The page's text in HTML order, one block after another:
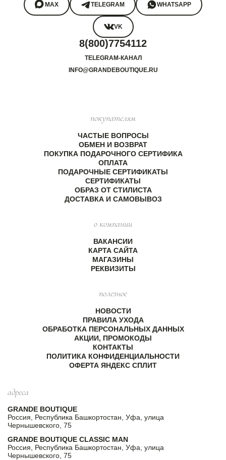
MAX TELEGRAM WHATSAPP
VK
8(800)7754112
TELEGRAM-КАНАЛ
INFO@GRANDEBOUTIQUE.RU
покупателям
ЧАСТЫЕ ВОПРОСЫ
ОБМЕН И ВОЗВРАТ
ПОКУПКА ПОДАРОЧНОГО СЕРТИФИКА
ОПЛАТА
ПОДАРОЧНЫЕ СЕРТИФИКАТЫ
СЕРТИФИКАТЫ
ОБРАЗ ОТ СТИЛИСТА
ДОСТАВКА И САМОВЫВОЗ
о компании
ВАКАНСИИ
КАРТА САЙТА
МАГАЗИНЫ
РЕКВИЗИТЫ
полезное
НОВОСТИ
ПРАВИЛА УХОДА
ОБРАБОТКА ПЕРСОНАЛЬНЫХ ДАННЫХ
АКЦИИ, ПРОМОКОДЫ
КОНТАКТЫ
ПОЛИТИКА КОНФИДЕНЦИАЛЬНОСТИ
ОФЕРТА ЯНДЕКС СПЛИТ
адреса
GRANDE BOUTIQUE
Россия, Республика Башкортостан, Уфа, улица
Чернышевского, 75
GRANDE BOUTIQUE CLASSIC MAN
Россия, Республика Башкортостан, Уфа, улица
Чернышевского, 75